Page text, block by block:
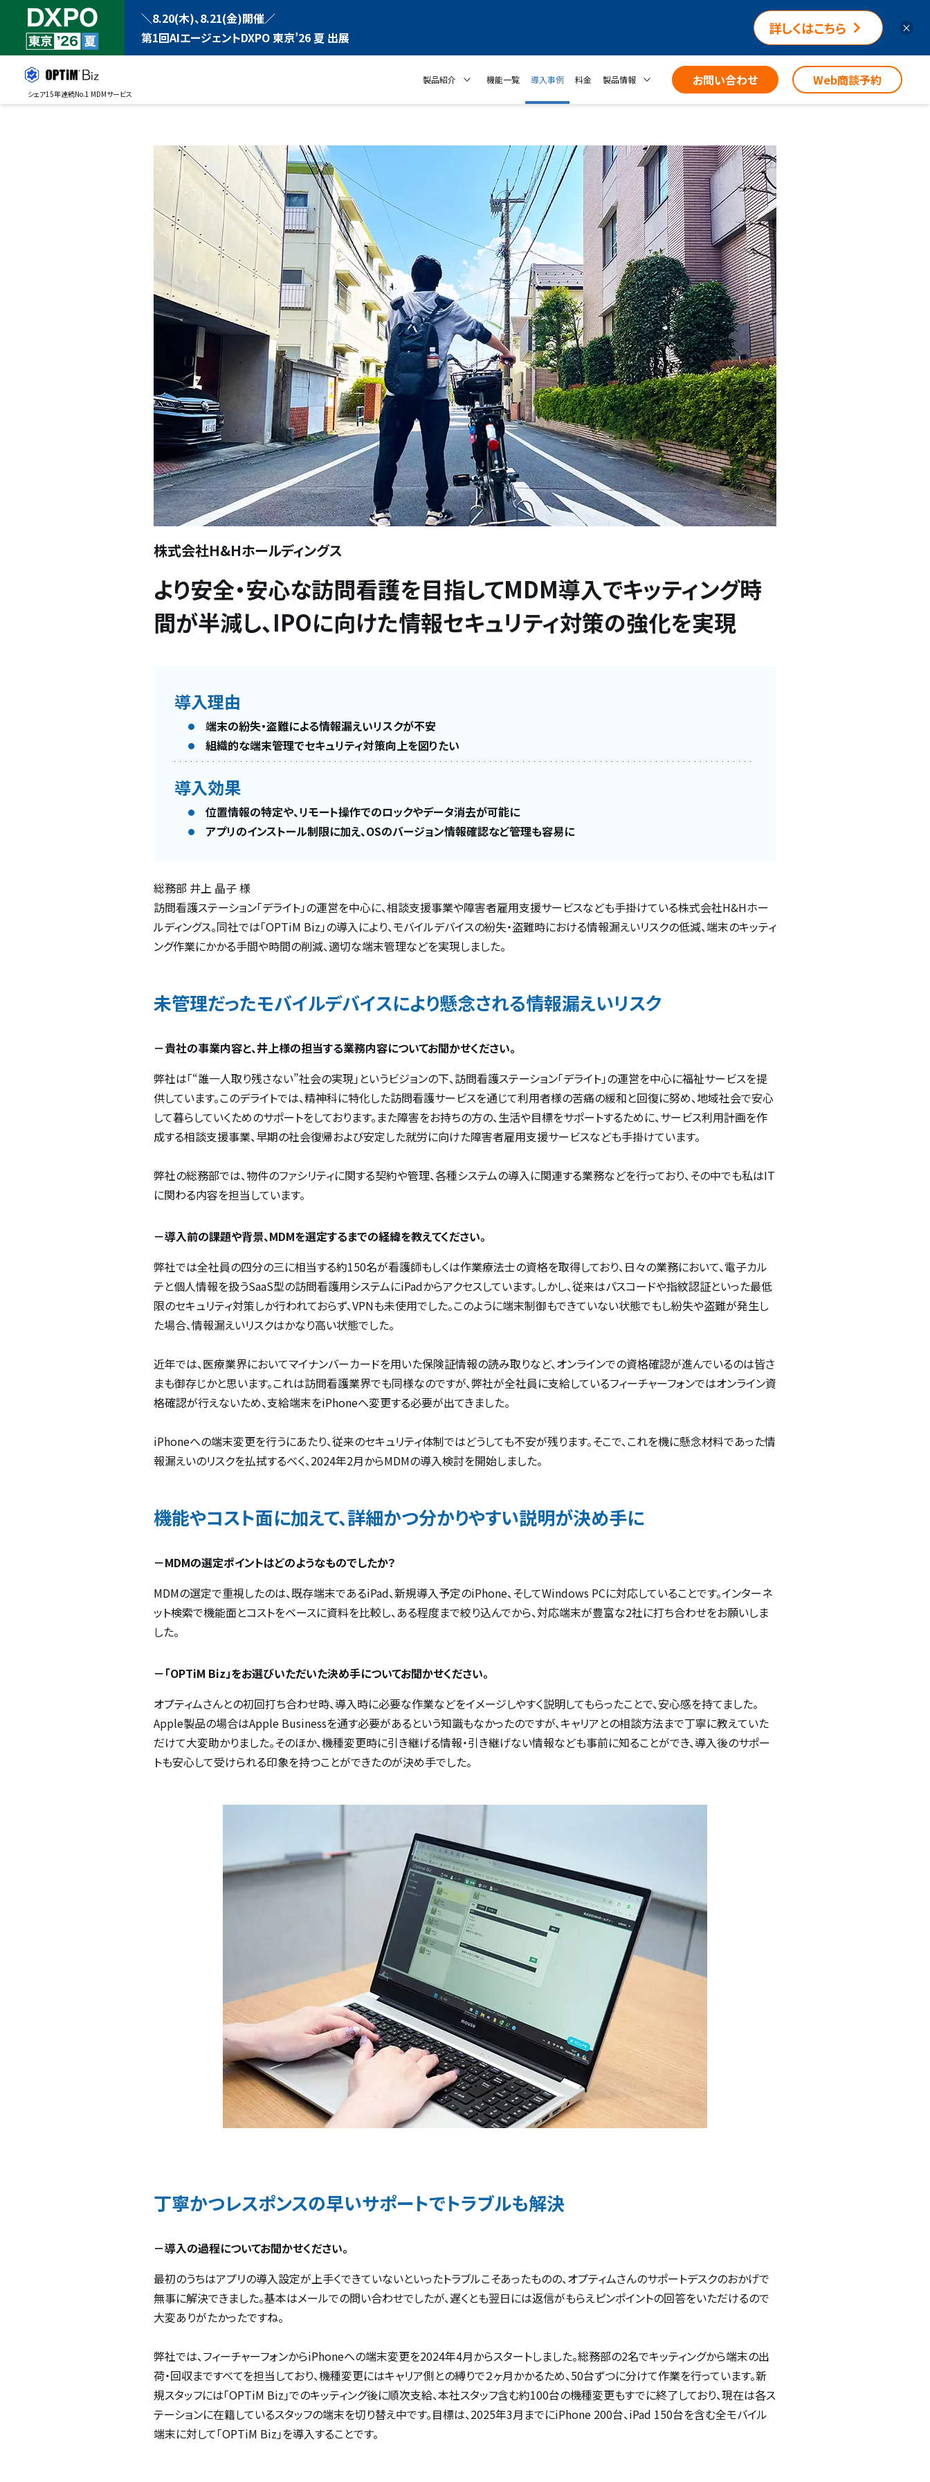
＼8.20(木)、8.21(金)開催／
第1回AIエージェントDXPO 東京’26 夏 出展
詳しくはこちら ×
シェア15年連続No.1 MDMサービス
製品紹介 機能一覧 導入事例 料金 製品情報 お問い合わせ Web商談予約
株式会社H&Hホールディングス
より安全・安心な訪問看護を目指して――MDM導入でキッティング時
間が半減し、IPOに向けた情報セキュリティ対策の強化を実現
導入理由
端末の紛失・盗難による情報漏えいリスクが不安
組織的な端末管理でセキュリティ対策向上を図りたい
導入効果
位置情報の特定や、リモート操作でのロックやデータ消去が可能に
アプリのインストール制限に加え、OSのバージョン情報確認など管理も容易に
総務部 井上 晶子 様
訪問看護ステーション「デライト」の運営を中心に、相談支援事業や障害者雇用支援サービスなども手掛けている株式会社H&Hホー
ルディングス。同社では「OPTiM Biz」の導入により、モバイルデバイスの紛失・盗難時における情報漏えいリスクの低減、端末のキッティ
ング作業にかかる手間や時間の削減、適切な端末管理などを実現しました。
未管理だったモバイルデバイスにより懸念される情報漏えいリスク
－貴社の事業内容と、井上様の担当する業務内容についてお聞かせください。
弊社は「“誰一人取り残さない”社会の実現」というビジョンの下、訪問看護ステーション「デライト」の運営を中心に福祉サービスを提
供しています。このデライトでは、精神科に特化した訪問看護サービスを通じて利用者様の苦痛の緩和と回復に努め、地域社会で安心
して暮らしていくためのサポートをしております。また障害をお持ちの方の、生活や目標をサポートするために、サービス利用計画を作
成する相談支援事業、早期の社会復帰および安定した就労に向けた障害者雇用支援サービスなども手掛けています。
弊社の総務部では、物件のファシリティに関する契約や管理、各種システムの導入に関連する業務などを行っており、その中でも私はIT
に関わる内容を担当しています。
－導入前の課題や背景、MDMを選定するまでの経緯を教えてください。
弊社では全社員の四分の三に相当する約150名が看護師もしくは作業療法士の資格を取得しており、日々の業務において、電子カル
テと個人情報を扱うSaaS型の訪問看護用システムにiPadからアクセスしています。しかし、従来はパスコードや指紋認証といった最低
限のセキュリティ対策しか行われておらず、VPNも未使用でした。このように端末制御もできていない状態でもし紛失や盗難が発生し
た場合、情報漏えいリスクはかなり高い状態でした。
近年では、医療業界においてマイナンバーカードを用いた保険証情報の読み取りなど、オンラインでの資格確認が進んでいるのは皆さ
まも御存じかと思います。これは訪問看護業界でも同様なのですが、弊社が全社員に支給しているフィーチャーフォンではオンライン資
格確認が行えないため、支給端末をiPhoneへ変更する必要が出てきました。
iPhoneへの端末変更を行うにあたり、従来のセキュリティ体制ではどうしても不安が残ります。そこで、これを機に懸念材料であった情
報漏えいのリスクを払拭するべく、2024年2月からMDMの導入検討を開始しました。
機能やコスト面に加えて、詳細かつ分かりやすい説明が決め手に
－MDMの選定ポイントはどのようなものでしたか？
MDMの選定で重視したのは、既存端末であるiPad、新規導入予定のiPhone、そしてWindows PCに対応していることです。インターネ
ット検索で機能面とコストをベースに資料を比較し、ある程度まで絞り込んでから、対応端末が豊富な2社に打ち合わせをお願いしま
した。
－「OPTiM Biz」をお選びいただいた決め手についてお聞かせください。
オプティムさんとの初回打ち合わせ時、導入時に必要な作業などをイメージしやすく説明してもらったことで、安心感を持てました。
Apple製品の場合はApple Businessを通す必要があるという知識もなかったのですが、キャリアとの相談方法まで丁寧に教えていた
だけて大変助かりました。そのほか、機種変更時に引き継げる情報・引き継げない情報なども事前に知ることができ、導入後のサポー
トも安心して受けられる印象を持つことができたのが決め手でした。
丁寧かつレスポンスの早いサポートでトラブルも解決
－導入の過程についてお聞かせください。
最初のうちはアプリの導入設定が上手くできていないといったトラブルこそあったものの、オプティムさんのサポートデスクのおかげで
無事に解決できました。基本はメールでの問い合わせでしたが、遅くとも翌日には返信がもらえピンポイントの回答をいただけるので
大変ありがたかったですね。
弊社では、フィーチャーフォンからiPhoneへの端末変更を2024年4月からスタートしました。総務部の2名でキッティングから端末の出
荷・回収まですべてを担当しており、機種変更にはキャリア側との縛りで２ヶ月かかるため、50台ずつに分けて作業を行っています。新
規スタッフには「OPTiM Biz」でのキッティング後に順次支給、本社スタッフ含む約100台の機種変更もすでに終了しており、現在は各ス
テーションに在籍しているスタッフの端末を切り替え中です。目標は、2025年3月までにiPhone 200台、iPad 150台を含む全モバイル
端末に対して「OPTiM Biz」を導入することです。